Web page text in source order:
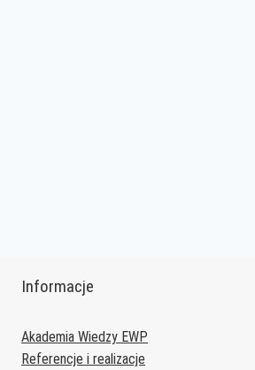
Informacje
Akademia Wiedzy EWP
Referencje i realizacje